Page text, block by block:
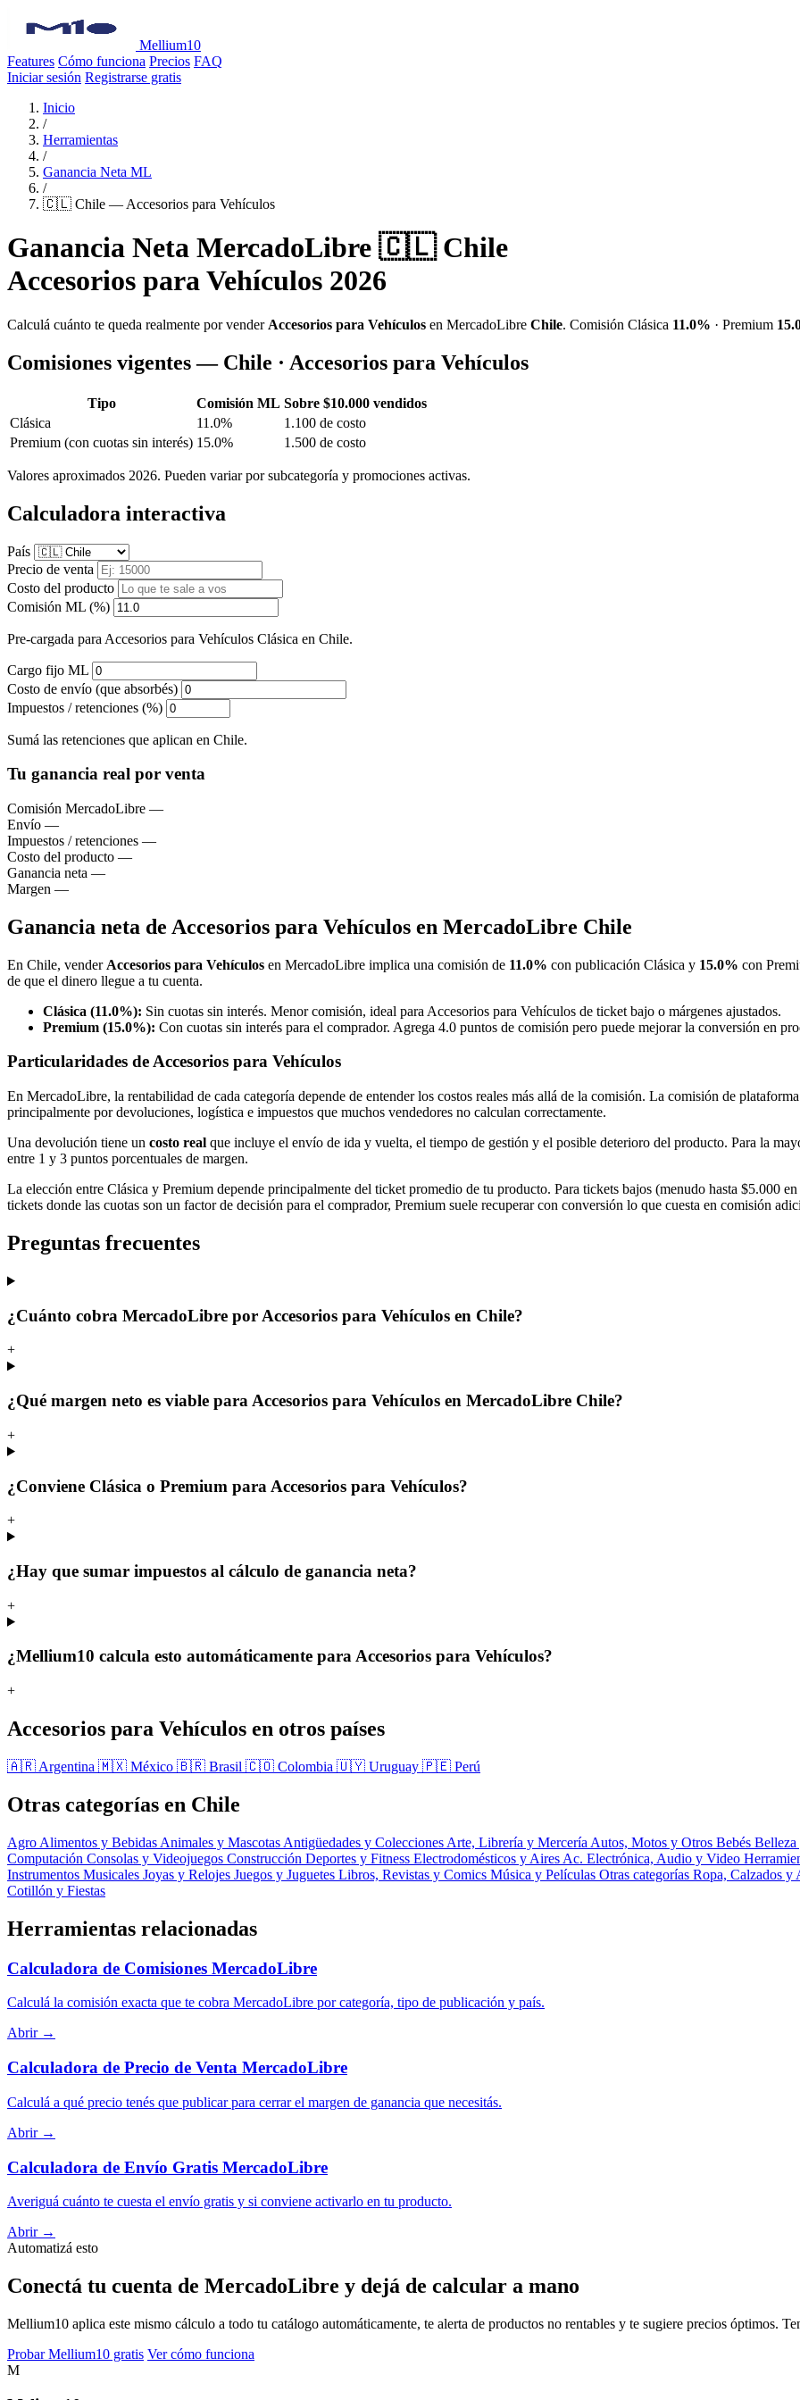
Mellium10
Features Cómo funciona Precios FAQ
Iniciar sesión Registrarse gratis
Inicio
/
Herramientas
/
Ganancia Neta ML
/
🇨🇱 Chile — Accesorios para Vehículos
Ganancia Neta MercadoLibre 🇨🇱 Chile
Accesorios para Vehículos 2026
Calculá cuánto te queda realmente por vender Accesorios para Vehículos en MercadoLibre Chile. Comisión Clásica 11.0% · Premium
Comisiones vigentes — Chile · Accesorios para Vehículos
Tipo Comisión ML Sobre $10.000 vendidos
Clásica
11.0%
1.100 de costo
Premium (con cuotas sin interés) 15.0% 1.500 de costo
Valores aproximados 2026. Pueden variar por subcategoría y promociones activas.
Calculadora interactiva
País
Precio de venta
Costo del producto
Comisión ML (%)
Pre-cargada para Accesorios para Vehículos Clásica en Chile.
Cargo fijo ML
Costo de envío (que absorbés)
Impuestos / retenciones (%)
Sumá las retenciones que aplican en Chile.
Tu ganancia real por venta
Comisión MercadoLibre —
Envío —
Impuestos / retenciones —
Costo del producto —
Ganancia neta —
Margen —
Ganancia neta de Accesorios para Vehículos en MercadoLibre Chile
En Chile, vender Accesorios para Vehículos en MercadoLibre implica una comisión de 11.0% con publicación Clásica y 15.0% con
de que el dinero llegue a tu cuenta.
Clásica (11.0%): Sin cuotas sin interés. Menor comisión, ideal para Accesorios para Vehículos de ticket bajo o márgenes ajustados.
Premium (15.0%): Con cuotas sin interés para el comprador. Agrega 4.0 puntos de comisión pero puede mejorar la conversión en
Particularidades de Accesorios para Vehículos
En MercadoLibre, la rentabilidad de cada categoría depende de entender los costos reales más allá de la comisión. La comisión de
principalmente por devoluciones, logística e impuestos que muchos vendedores no calculan correctamente.
Una devolución tiene un costo real que incluye el envío de ida y vuelta, el tiempo de gestión y el posible deterioro del producto. Para la
entre 1 y 3 puntos porcentuales de margen.
La elección entre Clásica y Premium depende principalmente del ticket promedio de tu producto. Para tickets bajos (menudo hasta $5.000
tickets donde las cuotas son un factor de decisión para el comprador, Premium suele recuperar con conversión lo que cuesta en comisión
Preguntas frecuentes
¿Cuánto cobra MercadoLibre por Accesorios para Vehículos en Chile?
+
¿Qué margen neto es viable para Accesorios para Vehículos en MercadoLibre Chile?
+
¿Conviene Clásica o Premium para Accesorios para Vehículos?
+
¿Hay que sumar impuestos al cálculo de ganancia neta?
+
¿Mellium10 calcula esto automáticamente para Accesorios para Vehículos?
+
Accesorios para Vehículos en otros países
🇦🇷 Argentina 🇲🇽 México 🇧🇷 Brasil 🇨🇴 Colombia 🇺🇾 Uruguay 🇵🇪 Perú
Otras categorías en Chile
Agro Alimentos y Bebidas Animales y Mascotas Antigüedades y Colecciones Arte, Librería y Mercería Autos, Motos y Otros Bebés Belleza
Computación Consolas y Videojuegos Construcción Deportes y Fitness Electrodomésticos y Aires Ac. Electrónica, Audio y Video
Instrumentos Musicales Joyas y Relojes Juegos y Juguetes Libros, Revistas y Comics Música y Películas Otras categorías Ropa, Calzados y
Cotillón y Fiestas
Herramientas relacionadas
Calculadora de Comisiones MercadoLibre
Calculá la comisión exacta que te cobra MercadoLibre por categoría, tipo de publicación y país.
Abrir →
Calculadora de Precio de Venta MercadoLibre
Calculá a qué precio tenés que publicar para cerrar el margen de ganancia que necesitás.
Abrir →
Calculadora de Envío Gratis MercadoLibre
Averiguá cuánto te cuesta el envío gratis y si conviene activarlo en tu producto.
Abrir →
Automatizá esto
Conectá tu cuenta de MercadoLibre y dejá de calcular a mano
Mellium10 aplica este mismo cálculo a todo tu catálogo automáticamente, te alerta de productos no rentables y te sugiere precios óptimos.
Probar Mellium10 gratis Ver cómo funciona
M